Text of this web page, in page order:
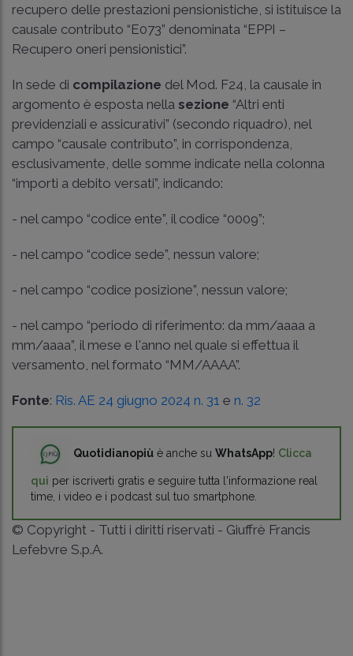
recupero delle prestazioni pensionistiche, si istituisce la
causale contributo “E073” denominata “EPPI –
Recupero oneri pensionistici”.
In sede di compilazione del Mod. F24, la causale in
argomento è esposta nella sezione “Altri enti
previdenziali e assicurativi” (secondo riquadro), nel
campo “causale contributo”, in corrispondenza,
esclusivamente, delle somme indicate nella colonna
“importi a debito versati”, indicando:
- nel campo “codice ente”, il codice “0009”;
- nel campo “codice sede”, nessun valore;
- nel campo “codice posizione”, nessun valore;
- nel campo “periodo di riferimento: da mm/aaaa a
mm/aaaa”, il mese e l'anno nel quale si effettua il
versamento, nel formato “MM/AAAA”.
Fonte: Ris. AE 24 giugno 2024 n. 31 e n. 32
Quotidianopiù è anche su WhatsApp! Clicca
qui per iscriverti gratis e seguire tutta l'informazione real
time, i video e i podcast sul tuo smartphone.
© Copyright - Tutti i diritti riservati - Giuffrè Francis
Lefebvre S.p.A.